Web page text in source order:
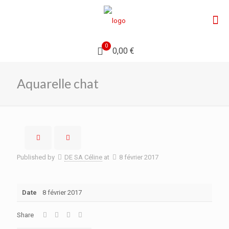
0
0,00 €
Aquarelle chat
Published by DE SA Céline at 8 février 2017
Date 8 février 2017
Share